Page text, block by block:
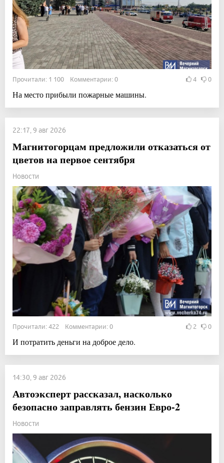
Прочитали: 1 100 Комментарии: 0 4 0
На место прибыли пожарные машины.
22:17, 9 авг 2026
Магнитогорцам предложили отказаться от
цветов на первое сентября
Новости
Прочитали: 422 Комментарии: 0 2 0
И потратить деньги на доброе дело.
14:30, 9 авг 2026
Автоэксперт рассказал, насколько
безопасно заправлять бензин Евро-2
Новости